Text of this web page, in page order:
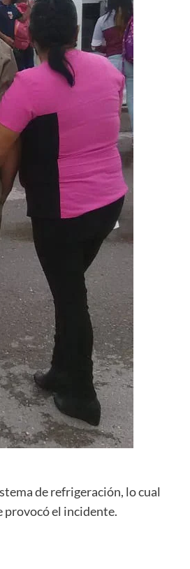
de refrigeración, lo cual
provocó el incidente.